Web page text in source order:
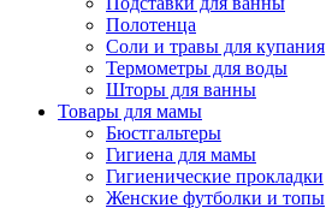
Полотенца
Соли и травы для купания
Термометры для воды
Шторы для ванны
Товары для мамы
Бюстгальтеры
Гигиена для мамы
Гигиенические прокладки
Женские футболки и топы